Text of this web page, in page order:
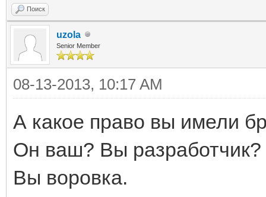
Поиск
uzola
Senior Member
08-13-2013, 10:17 AM
А какое право вы имели
Он ваш? Вы разработчик?
Вы воровка.